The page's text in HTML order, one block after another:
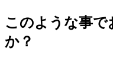
このような事
か？